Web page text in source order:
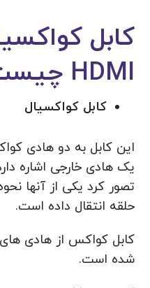
کابل
HDMI چیست؟
کابل کواکسیال
این کابل به دو هادی
یک هادی خارجی اشاره
تصور کرد یکی از آنها
حلقه انتقال داده است.
کابل کواکس از هادی
شده است.